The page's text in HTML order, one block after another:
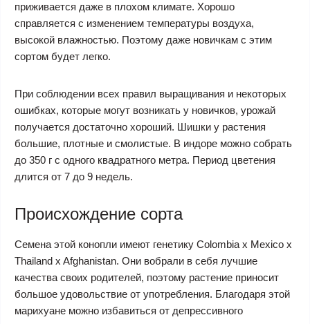
приживается даже в плохом климате. Хорошо
справляется с изменением температуры воздуха,
высокой влажностью. Поэтому даже новичкам с этим
сортом будет легко.
При соблюдении всех правил выращивания и некоторых
ошибках, которые могут возникать у новичков, урожай
получается достаточно хороший. Шишки у растения
большие, плотные и смолистые. В индоре можно собрать
до 350 г с одного квадратного метра. Период цветения
длится от 7 до 9 недель.
Происхождение сорта
Семена этой конопли имеют генетику Colombia x Mexico x
Thailand x Afghanistan. Они вобрали в себя лучшие
качества своих родителей, поэтому растение приносит
большое удовольствие от употребления. Благодаря этой
марихуане можно избавиться от депрессивного